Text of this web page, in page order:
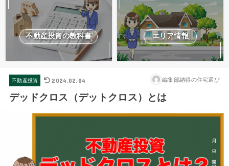
不動産投資の教科書 エリア情報
不動産投資 2024.02.04 編集部納得の住宅選び
デッドクロス（デットクロス）とは